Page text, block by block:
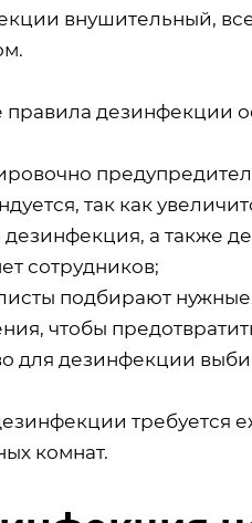
внушительный,
правила дезинфекции
так как
дезинфекция, а также
сотрудников;
подбирают
чтобы
для дезинфекции
требуется
комнат.